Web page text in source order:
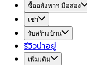
ซื้ออสังหาฯ มือสอง
เช่า
รับสร้างบ้าน
รีวิวน่าอยู่
เพิ่มเติม